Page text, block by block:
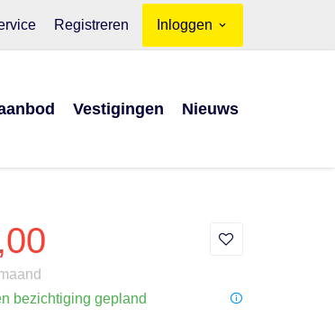
Registreren Inloggen
Vestigingen Nieuws
bezichtiging gepland